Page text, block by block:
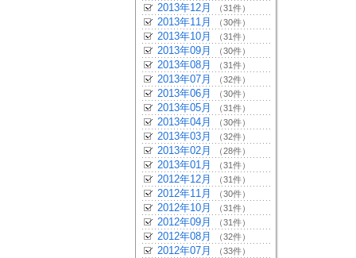
2013年12月 （31件）
2013年11月 （30件）
2013年10月 （31件）
2013年09月 （30件）
2013年08月 （31件）
2013年07月 （32件）
2013年06月 （30件）
2013年05月 （31件）
2013年04月 （30件）
2013年03月 （32件）
2013年02月 （28件）
2013年01月 （31件）
2012年12月 （31件）
2012年11月 （30件）
2012年10月 （31件）
2012年09月 （31件）
2012年08月 （32件）
2012年07月 （33件）